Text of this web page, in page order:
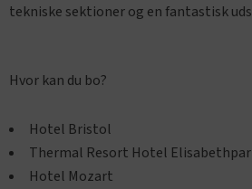
tekniske sektioner og en fantastisk
Hvor kan du bo?
Hotel Bristol
Thermal Resort Hotel
Hotel Mozart